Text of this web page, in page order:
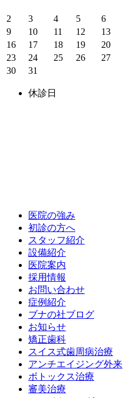
2
3 4 5 6
9
10 11 12 13
16
17 18 19 20
23
24 25 26 27
30
31
休診日
医院の強み
初診の方へ
スタッフ紹介
設備紹介
医院案内
採用情報
お問い合わせ
症例紹介
ブナの社ブログ
お知らせ
矯正歯科
スイス式歯周病治療
アンチエイジング外来
ボトックス治療
審美治療